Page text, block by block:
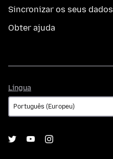
Sincronizar os seus dados
Obter ajuda
Língua